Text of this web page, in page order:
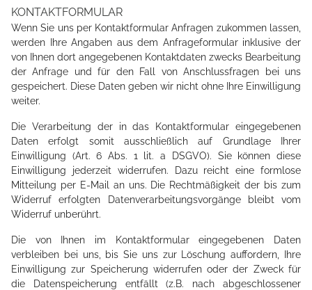
MW STRINGING SERVICE
AKTUELLES
TENNISTRAINING
KONTAKTFORMULAR
Wenn Sie uns per Kontaktformular Anfragen zukommen lassen,
werden Ihre Angaben aus dem Anfrageformular inklusive der
von Ihnen dort angegebenen Kontaktdaten zwecks Bearbeitung
der Anfrage und für den Fall von Anschlussfragen bei uns
gespeichert. Diese Daten geben wir nicht ohne Ihre Einwilligung
weiter.
Die Verarbeitung der in das Kontaktformular eingegebenen
Daten erfolgt somit ausschließlich auf Grundlage Ihrer
Einwilligung (Art. 6 Abs. 1 lit. a DSGVO). Sie können diese
Einwilligung jederzeit widerrufen. Dazu reicht eine formlose
Mitteilung per E-Mail an uns. Die Rechtmäßigkeit der bis zum
Widerruf erfolgten Datenverarbeitungsvorgänge bleibt vom
Widerruf unberührt.
Die von Ihnen im Kontaktformular eingegebenen Daten
verbleiben bei uns, bis Sie uns zur Löschung auffordern, Ihre
Einwilligung zur Speicherung widerrufen oder der Zweck für
die Datenspeicherung entfällt (z.B. nach abgeschlossener